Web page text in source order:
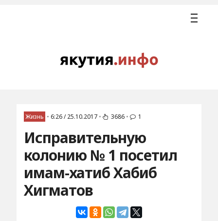
Жизнь • 6:26 / 25.10.2017 • 3686 • 1
Исправительную
колонию № 1 посетил
имам-хатиб Хабиб
Хигматов